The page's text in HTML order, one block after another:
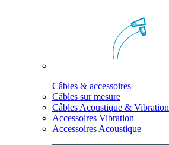
Câbles & accessoires
Câbles sur mesure
Câbles Acoustique & Vibration
Accessoires Vibration
Accessoires Acoustique